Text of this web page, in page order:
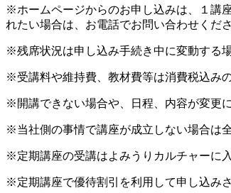
※ホームページからのお申し込みは、１講
れたい場合は、お電話でお問い合わせくださ
※残席状況は申し込み手続き中に変動する
※受講料や維持費、教材費等は消費税込み
※開講できない場合や、日程、内容が変更
※当社側の事情で講座が成立しない場合は
※定期講座の受講はよみうりカルチャーに
※定期講座で優待割引を利用して申し込み